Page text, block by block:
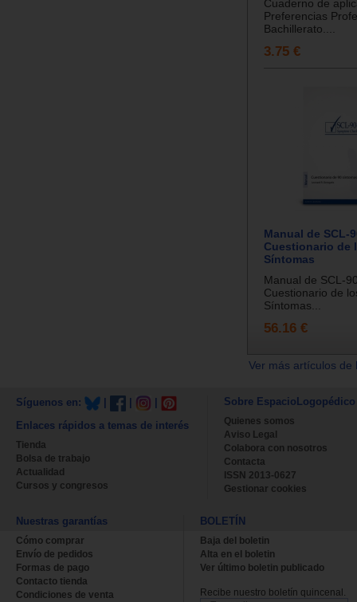
Cuaderno de
Preferencias
Bachillerato....
3.75 €
Manual de SCL-
Cuestionario de
Síntomas
Manual de SCL-
Cuestionario de
Síntomas...
56.16 €
Ver más artículos
Síguenos en:
Enlaces rápidos a temas de interés
Tienda
Bolsa de trabajo
Actualidad
Cursos y congresos
Sobre EspacioLogopédico
Quienes somos
Aviso Legal
Colabora con nosotros
Contacta
ISSN 2013-0627
Gestionar cookies
Nuestras garantías
Cómo comprar
Envío de pedidos
Formas de pago
Contacto tienda
Condiciones de venta
BOLETÍN
Baja del boletin
Alta en el boletin
Ver último boletin publicado
Recibe nuestro boletín quincenal.